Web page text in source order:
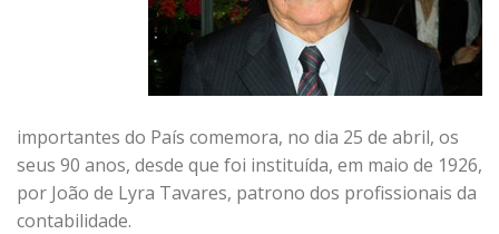
importantes do País comemora, no dia 25 de abril, os
seus 90 anos, desde que foi instituída, em maio de 1926,
por João de Lyra Tavares, patrono dos profissionais da
contabilidade.